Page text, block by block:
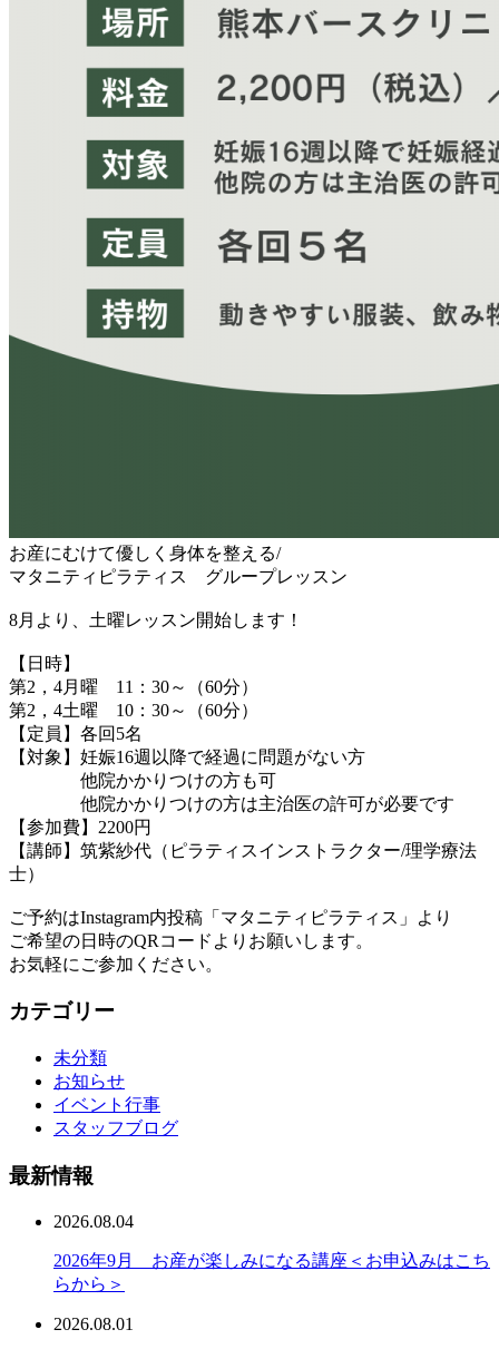
お産にむけて優しく身体を整える/
マタニティピラティス グループレッスン
8月より、土曜レッスン開始します！
【日時】
第2，4月曜 11：30～（60分）
第2，4土曜 10：30～（60分）
【定員】各回5名
【対象】妊娠16週以降で経過に問題がない方
他院かかりつけの方も可
他院かかりつけの方は主治医の許可が必要です
【参加費】2200円
【講師】筑紫紗代（ピラティスインストラクター/理学療法
士）
ご予約はInstagram内投稿「マタニティピラティス」より
ご希望の日時のQRコードよりお願いします。
お気軽にご参加ください。
カテゴリー
未分類
お知らせ
イベント行事
スタッフブログ
最新情報
2026.08.04
2026年9月 お産が楽しみになる講座＜お申込みはこち
らから＞
2026.08.01